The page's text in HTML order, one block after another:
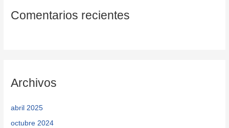
Comentarios recientes
Archivos
abril 2025
octubre 2024